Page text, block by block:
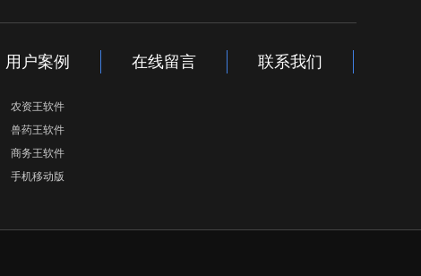
用户案例
农资王软件
兽药王软件
商务王软件
手机移动版
在线留言 联系我们